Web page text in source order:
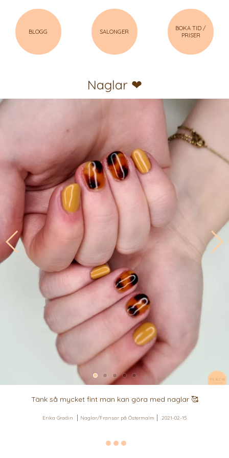
BLOGG SALONGER
BOKA TID /
PRISER
Naglar ❤
Tänk så mycket fint man kan göra med naglar 🥰
Erika Gradin Naglar/Fransar på Östermalm 2021-02-15